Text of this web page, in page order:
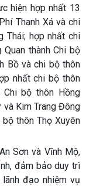
hiện hợp nhất 13
Thanh Xá và chi
Thái; hợp nhất chi
thành Chi bộ
Bồ và chi bộ thôn
nhất chi bộ thôn
Chi bộ thôn Hồng
và Kim Trang Đông
thôn Thọ Xuyên
Sơn và Vĩnh Mộ,
đảm bảo duy trì
đạo nhiệm vụ